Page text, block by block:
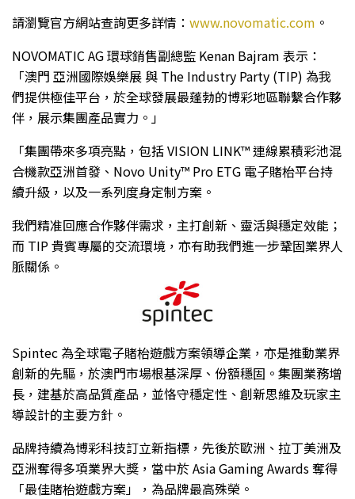
請瀏覽官方網站查詢更多詳情： www.novomatic.com 。
NOVOMATIC AG 環球銷售副總監 Kenan Bajram 表示：
「澳門 亞洲國際娛樂展 與 The Industry Party (TIP) 為我
們提供極佳平台，於全球發展最蓬勃的博彩地區聯繫合作夥
伴，展示集團產品實力。」
「集團帶來多項亮點，包括 VISION LINK™ 連線累積彩池混
合機款亞洲首發、Novo Unity™ Pro ETG 電子賭枱平台持
續升級，以及一系列度身定制方案。
我們精准回應合作夥伴需求，主打創新、靈活與穩定效能；
而 TIP 貴賓專屬的交流環境，亦有助我們進一步鞏固業界人
脈關係。
Spintec 為全球電子賭枱遊戲方案領導企業，亦是推動業界
創新的先驅，於澳門市場根基深厚、份額穩固。集團業務增
長，建基於高品質產品，並恪守穩定性、創新思維及玩家主
導設計的主要方針。
品牌持續為博彩科技訂立新指標，先後於歐洲、拉丁美洲及
亞洲奪得多項業界大獎，當中於 Asia Gaming Awards 奪得
「最佳賭枱遊戲方案」，為品牌最高殊榮。